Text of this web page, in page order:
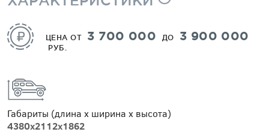
ЦЕНА ОТ 3 700 000 ДО 3 900 000
РУБ.
Габариты (длина х ширина х высота)
4380х2112х1862